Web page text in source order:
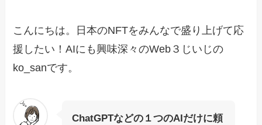
こんにちは。日本のNFTをみんなで盛り上げて応
援したい！AIにも興味深々のWeb３じいじの
ko_sanです。
ChatGPTなどの１つのAIだけに頼